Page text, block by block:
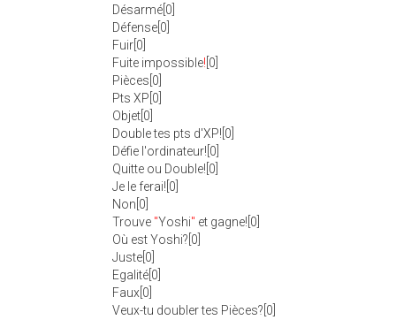
Désarmé[0]
Défense[0]
Fuir[0]
Fuite impossible! [0]
Pièces[0]
Pts XP[0]
Objet[0]
Double tes pts d'XP![0]
Défie l'ordinateur![0]
Quitte ou Double![0]
Je le ferai![0]
Non[0]
Trouve "Yoshi" et gagne![0]
Où est Yoshi?[0]
Juste[0]
Egalité[0]
Faux[0]
Veux-tu doubler tes Pièces?[0]